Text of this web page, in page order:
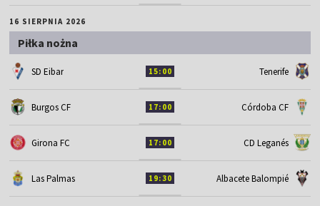
16 SIERPNIA 2026
Piłka nożna
SD Eibar 15:00 Tenerife
Burgos CF 17:00 Córdoba CF
Girona FC 17:00 CD Leganés
Las Palmas 19:30 Albacete Balompié